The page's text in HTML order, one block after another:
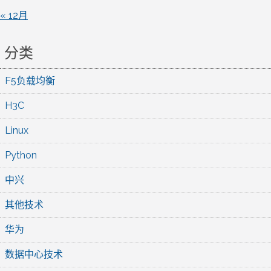
« 12月
分类
F5负载均衡
H3C
Linux
Python
中兴
其他技术
华为
数据中心技术